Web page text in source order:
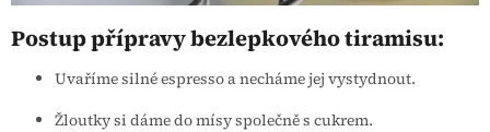
Postup přípravy bezlepkového tiramisu:
Uvaříme silné espresso a necháme jej vystydnout.
Žloutky si dáme do mísy společně s cukrem.